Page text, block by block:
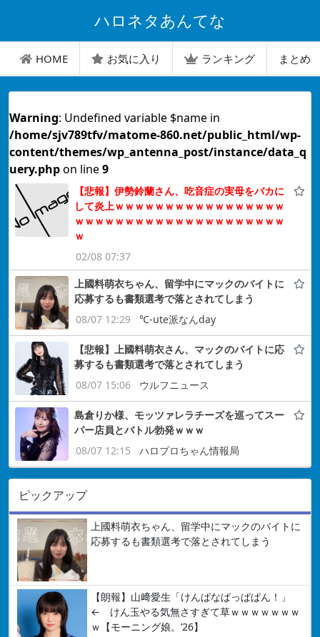
ハロネタあんてな
HOME お気に入り ランキング まとめ
Warning: Undefined variable $name in
/home/sjv789tfv/matome-860.net/public_html/wp-
content/themes/wp_antenna_post/instance/data_q
uery.phpon line9
【悲報】伊勢鈴蘭さん、吃音症の実母をバカに
して炎上ｗｗｗｗｗｗｗｗｗｗｗｗｗｗｗｗｗ
ｗｗｗｗｗｗｗｗｗｗｗｗｗｗｗｗｗｗｗｗｗ
ｗ
02/08 07:37
上國料萌衣ちゃん、留学中にマックのバイトに
応募するも書類選考で落とされてしまう
08/07 12:29
℃-ute派なんday
【悲報】上國料萌衣さん、マックのバイトに応
募するも書類選考で落とされてしまう
08/07 15:06
ウルフニュース
島倉りか様、モッツァレラチーズを巡ってスー
パー店員とバトル勃発ｗｗｗ
08/07 12:15
ハロプロちゃん情報局
ピックアップ
上國料萌衣ちゃん、留学中にマックのバイトに
応募するも書類選考で落とされてしまう
【朗報】山﨑愛生「けんぱなぱっぱぱん！」
← けん玉やる気無さすぎて草ｗｗｗｗｗｗｗ
ｗ【モーニング娘。’26】